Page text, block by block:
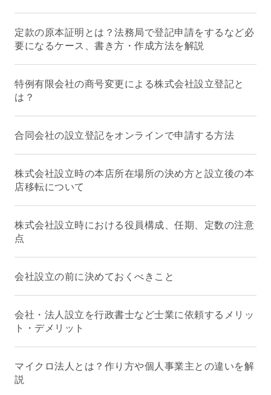
定款の原本証明とは？法務局で登記申請をするなど必
要になるケース、書き方・作成方法を解説
特例有限会社の商号変更による株式会社設立登記と
は？
合同会社の設立登記をオンラインで申請する方法
株式会社設立時の本店所在場所の決め方と設立後の本
店移転について
株式会社設立時における役員構成、任期、定数の注意
点
会社設立の前に決めておくべきこと
会社・法人設立を行政書士など士業に依頼するメリッ
ト・デメリット
マイクロ法人とは？作り方や個人事業主との違いを解
説